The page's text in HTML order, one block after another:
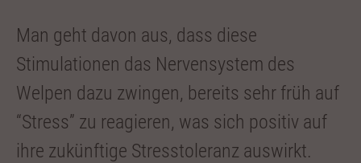
Man geht davon aus, dass diese
Stimulationen das Nervensystem des
Welpen dazu zwingen, bereits sehr früh auf
“Stress” zu reagieren, was sich positiv auf
ihre zukünftige Stresstoleranz auswirkt.